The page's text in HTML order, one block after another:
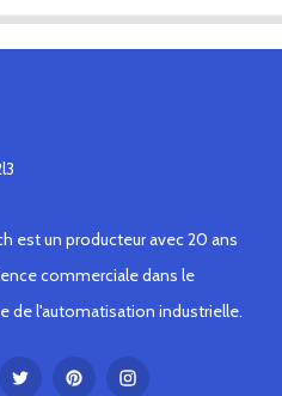
est un producteur avec 20 ans
commerciale dans le
de l'automatisation industrielle.